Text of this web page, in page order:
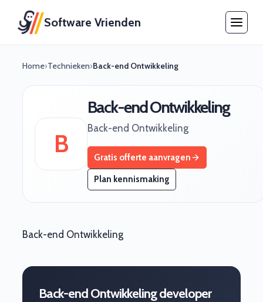
Software Vrienden
Home›Technieken›Back-end Ontwikkeling
B
Back-end Ontwikkeling
Back-end Ontwikkeling
Gratis offerte aanvragen
Plan kennismaking
Back-end Ontwikkeling
Back-end Ontwikkeling developer